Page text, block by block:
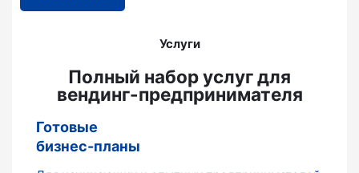
Услуги
Полный набор услуг для
вендинг-предпринимателя
Готовые
бизнес-планы